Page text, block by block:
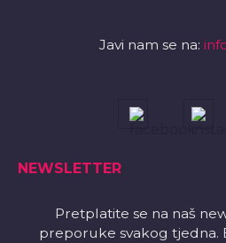
Javi nam se na:
NEWSLETTER
Pretplatite se na naš
preporuke svakog tjedna.